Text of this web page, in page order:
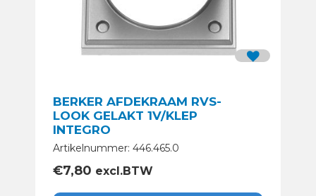
BERKER AFDEKRAAM RVS-
LOOK GELAKT 1V/KLEP
INTEGRO
Artikelnummer: 446.465.0
€7,80 excl.BTW